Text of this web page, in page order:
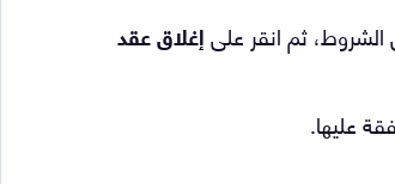
ثم انقر علىإغلاق عقد
عليها.